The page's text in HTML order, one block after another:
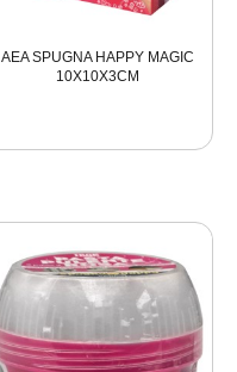
AEA SPUGNA HAPPY MAGIC
10X10X3CM